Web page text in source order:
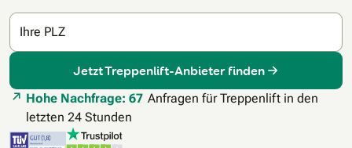
Ihre PLZ
Jetzt Treppenlift-Anbieter finden
Hohe Nachfrage: 67 Anfragen für Treppenlift in den
letzten 24 Stunden